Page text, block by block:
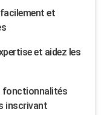
et
et aidez les
fonctionnalités
inscrivant